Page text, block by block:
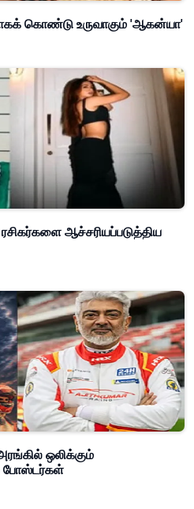
கொண்டு உருவாகும் 'ஆகன்யா'
ரசிகர்களை ஆச்சரியப்படுத்திய
ஒலிக்கும்
போஸ்டர்கள்